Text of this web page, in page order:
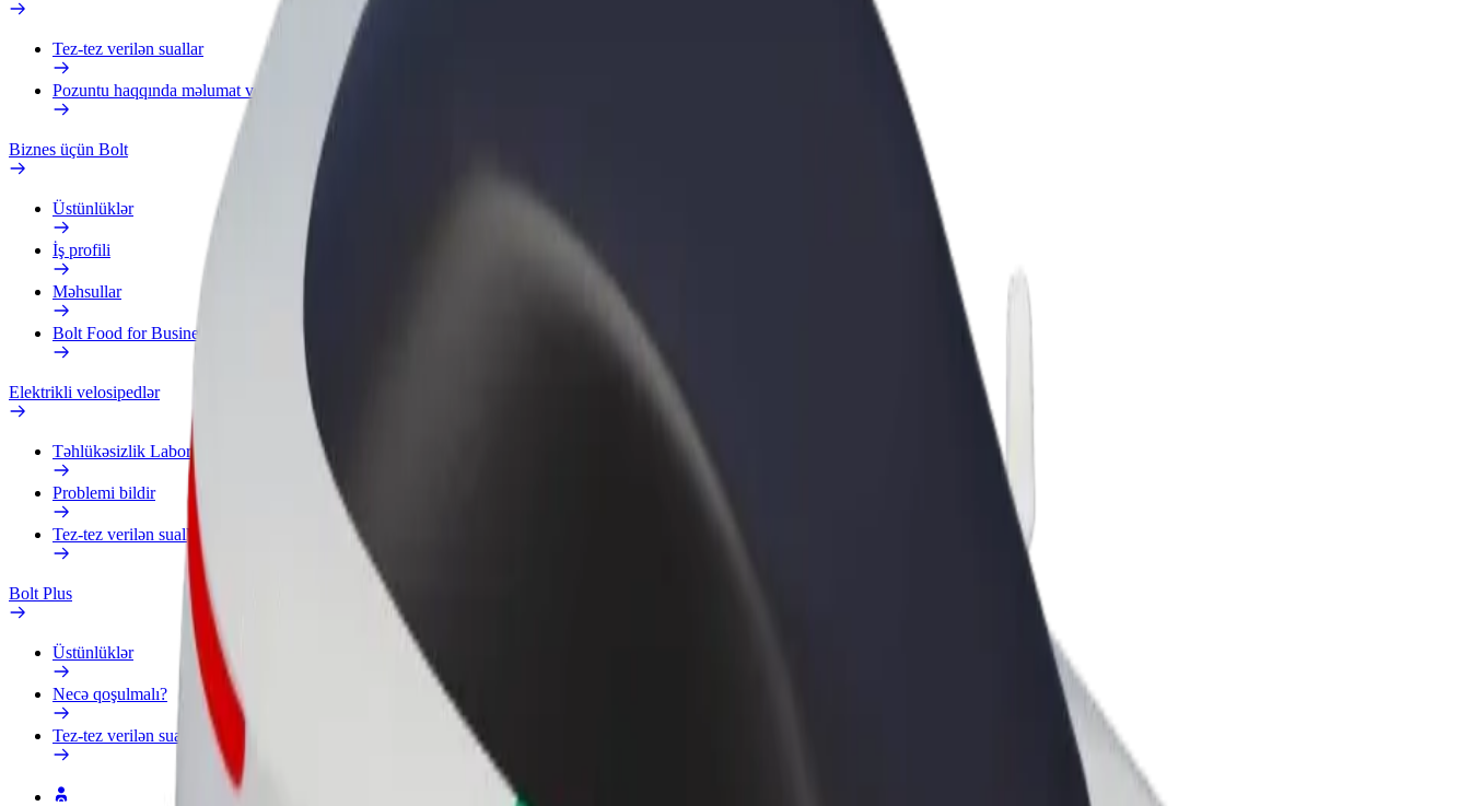
Tez-tez verilən suallar
Pozuntu haqqında məlumat verin
Biznes üçün Bolt
Üstünlüklər
İş profili
Məhsullar
Bolt Food for Business
Elektrikli velosipedlər
Təhlükəsizlik Laboratoriyası
Problemi bildir
Tez-tez verilən suallar
Bolt Plus
Üstünlüklər
Necə qoşulmalı?
Tez-tez verilən suallar